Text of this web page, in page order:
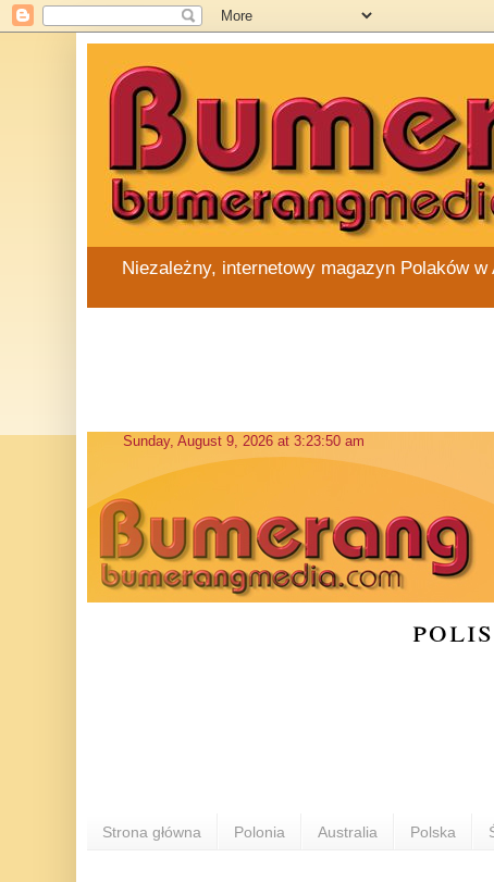
Niezależny, internetowy magazyn Polaków
Strona główna Polonia Australia Polska